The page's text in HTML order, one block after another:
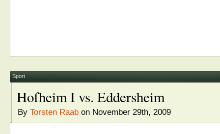
Sport
Hofheim I vs. Eddersheim
By Torsten Raab on November 29th, 2009